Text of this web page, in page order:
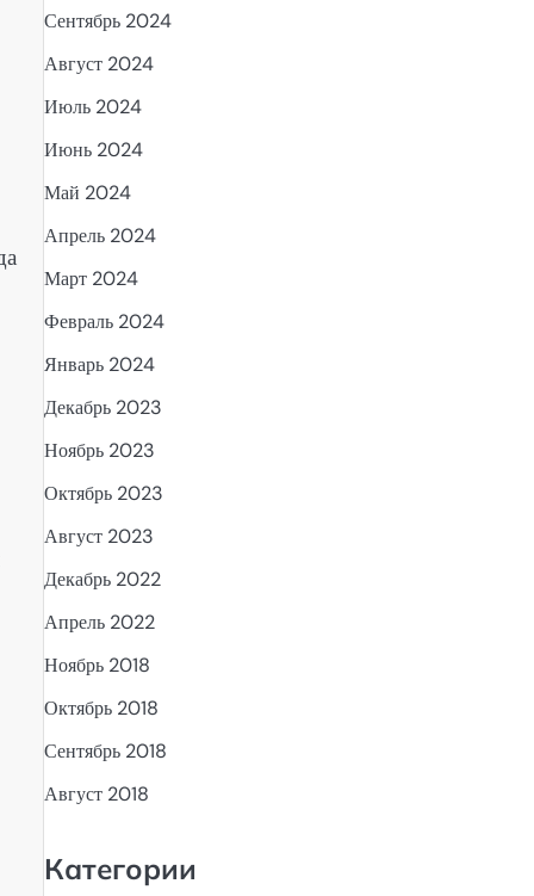
Сентябрь 2024
Август 2024
Июль 2024
Июнь 2024
Май 2024
Апрель 2024
Март 2024
Февраль 2024
Январь 2024
Декабрь 2023
Ноябрь 2023
Октябрь 2023
Август 2023
Декабрь 2022
Апрель 2022
Ноябрь 2018
Октябрь 2018
Сентябрь 2018
Август 2018
Категории